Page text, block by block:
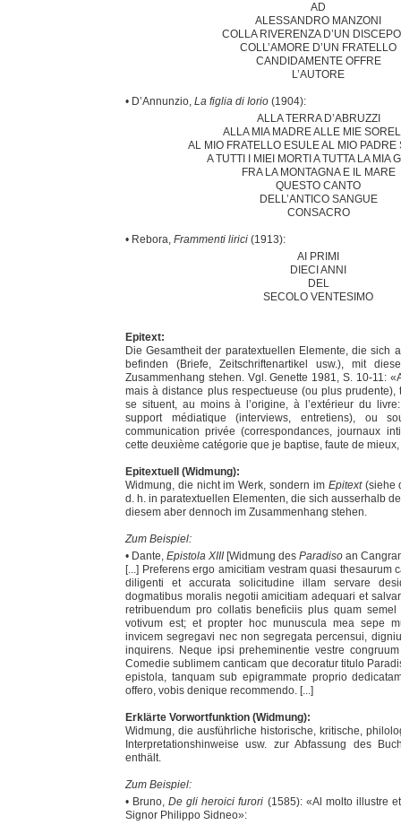
AD
ALESSANDRO MANZONI
COLLA RIVERENZA D’UN
COLL’AMORE D’UN FRATELLO
CANDIDAMENTE OFFRE
L’AUTORE
• D’Annunzio, La figlia di Iorio (1904):
ALLA TERRA D’ABRUZZI
ALLA MIA MADRE ALLE MIE
AL MIO FRATELLO ESULE AL MIO PADRE
A TUTTI I MIEI MORTI A TUTTA LA MIA
FRA LA MONTAGNA E IL MARE
QUESTO CANTO
DELL’ANTICO SANGUE
CONSACRO
• Rebora, Frammenti lirici (1913):
AI PRIMI
DIECI ANNI
DEL
SECOLO VENTESIMO
Epitext:
Die Gesamtheit der paratextuellen Elemente, die sich
befinden (Briefe, Zeitschriftenartikel usw.), mit
Zusammenhang stehen. Vgl. Genette 1981, S. 10-11:
mais à distance plus respectueuse (ou plus prudente),
se situent, au moins à l’origine, à l’extérieur du
support médiatique (interviews, entretiens), ou
communication privée (correspondances, journaux
cette deuxième catégorie que je baptise, faute de mieux,
Epitextuell (Widmung):
Widmung, die nicht im Werk, sondern im Epitext(siehe
d. h. in paratextuellen Elementen, die sich ausserhalb
diesem aber dennoch im Zusammenhang stehen.
Zum Beispiel:
• Dante, Epistola XIII [Widmung des Paradiso an
[...] Preferens ergo amicitiam vestram quasi thesaurum
diligenti et accurata solicitudine illam servare
dogmatibus moralis negotii amicitiam adequari et
retribuendum pro collatis beneficiis plus quam
votivum est; et propter hoc munuscula mea sepe
invicem segregavi nec non segregata percensui,
inquirens. Neque ipsi preheminentie vestre
Comedie sublimem canticam que decoratur titulo
epistola, tanquam sub epigrammate proprio
offero, vobis denique recommendo. [...]
Erklärte Vorwortfunktion (Widmung):
Widmung, die ausführliche historische, kritische,
Interpretationshinweise usw. zur Abfassung des
enthält.
Zum Beispiel:
• Bruno,De gli heroici furori (1585): «Al molto illustre
Signor Philippo Sidneo»: